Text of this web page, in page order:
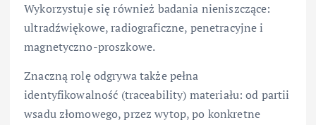
Wykorzystuje się również badania nieniszczące:
ultradźwiękowe, radiograficzne, penetracyjne i
magnetyczno-proszkowe.
Znaczną rolę odgrywa także pełna
identyfikowalność (traceability) materiału: od partii
wsadu złomowego, przez wytop, po konkretne